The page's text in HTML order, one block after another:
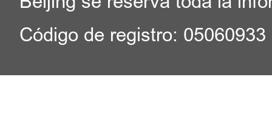
Código de registro: 05060933